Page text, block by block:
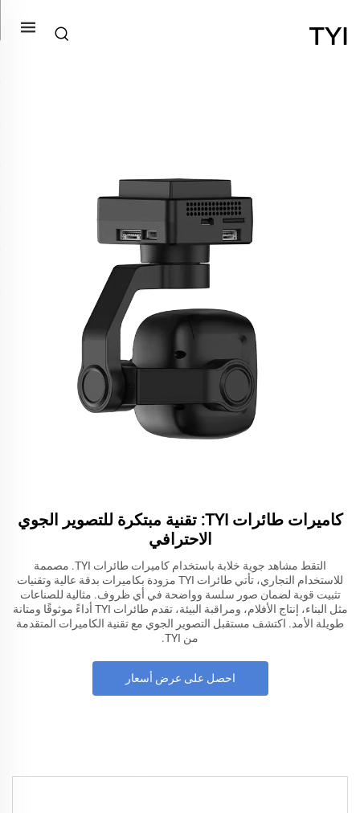
كاميرات طائرات TYI: تقنية مبتكرة للتصوير الجوي
الاحترافي
التقط مشاهد جوية خلابة باستخدام كاميرات طائرات TYI. مصممة
للاستخدام التجاري، تأتي طائرات TYI مزودة بكاميرات بدقة عالية وتقنيات
تثبيت قوية لضمان صور سلسة وواضحة في أي ظروف. مثالية للصناعات
مثل البناء، إنتاج الأفلام، ومراقبة البيئة، تقدم طائرات TYI أداءً موثوقًا ومتانة
طويلة الأمد. اكتشف مستقبل التصوير الجوي مع تقنية الكاميرات المتقدمة
من TYI.
احصل على عرض أسعار